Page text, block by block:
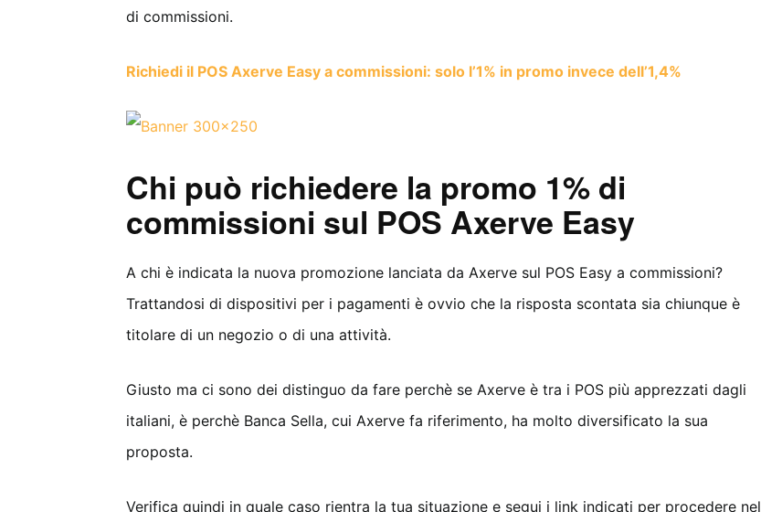
di commissioni.
Richiedi il POS Axerve Easy a commissioni: solo l’1% in promo invece dell’1,4%
Chi può richiedere la promo 1% di
commissioni sul POS Axerve Easy
A chi è indicata la nuova promozione lanciata da Axerve sul POS Easy a commissioni?
Trattandosi di dispositivi per i pagamenti è ovvio che la risposta scontata sia chiunque è
titolare di un negozio o di una attività.
Giusto ma ci sono dei distinguo da fare perchè se Axerve è tra i POS più apprezzati dagli
italiani, è perchè Banca Sella, cui Axerve fa riferimento, ha molto diversificato la sua
proposta.
Verifica quindi in quale caso rientra la tua situazione e segui i link indicati per procedere nel